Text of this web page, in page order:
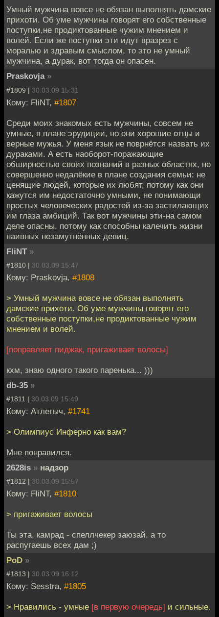
Умный мужчина вовсе не обязан выполнять дамские
прихоти. Об уме мужчины говорят его собственные
поступки,не продиктованные чужим мнением и
волей. Если же поступки эти идут вразрез с
моралью и здравым смыслом, то это не умный
мужчина, а дурак, вот тогда он опасен.
Praskovja »
#1809 | 30.03.09 15:31
Кому: FliNT, #1807
Среди моих знакомых есть мужчины, совсем не
умные, в плане эрудиции, но они хорошие отцы и
верные мужья. У меня язык не поврнётся назвать их
дураками. А есть наоборот-поражающие
обширностью своих познаний в разных областях, но
совершенно недалёкие в плане создания семьи: не
ценящие людей, которые их любят, потому как они
кажутся им недостаточно умными, не понимающи
простых человеческих радостей из-за застилающих
им глаза амбиций. Так вот мужчины эти-на самом
деле опасны, потому как способны калечить жизни
наивных незамутнённых девиц.
FliNT »
#1810 | 30.03.09 15:47
Кому: Praskovja, #1808
> Умный мужчина вовсе не обязан выполнять
дамские прихоти. Об уме мужчины говорят его
собственные поступки,не продиктованные чужим
мнением и волей.
[поправляет пиджак, пригаживает волосы]
кхм, знаю одного такого паренька... )))
db-35 »
#1811 | 30.03.09 15:49
Кому: Атлетыч, #1741
> Олимпиус Инферно как вам?
Мне понравился.
2628is » надзор
#1812 | 30.03.09 15:57
Кому: FliNT, #1810
> пригаживает волосы
Ты эта, камрад - спеллчекер заюзай, а то
распугаешь всех дам ;)
PoD »
#1813 | 30.03.09 16:12
Кому: Sesstra, #1805
> Нравились - умные [в первую очередь] и сильные.